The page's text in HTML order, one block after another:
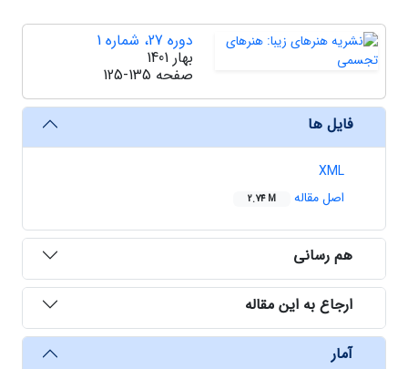
دوره 27، شماره 1
بهار 1401
صفحه 125-135
فایل ها
XML
اصل مقاله
2.74 M
هم رسانی
ارجاع به این مقاله
آمار